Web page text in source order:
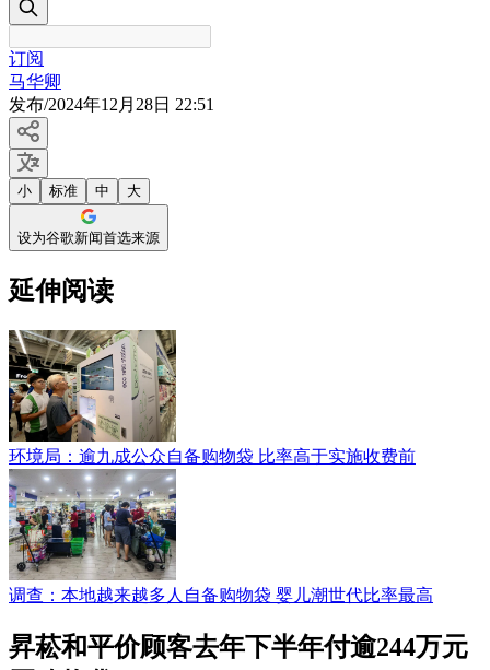
订阅
马华卿
发布/2024年12月28日 22:51
小 标准 中 大
设为谷歌新闻首选来源
延伸阅读
环境局：逾九成公众自备购物袋 比率高于实施收费前
调查：本地越来越多人自备购物袋 婴儿潮世代比率最高
昇菘和平价顾客去年下半年付逾244万元